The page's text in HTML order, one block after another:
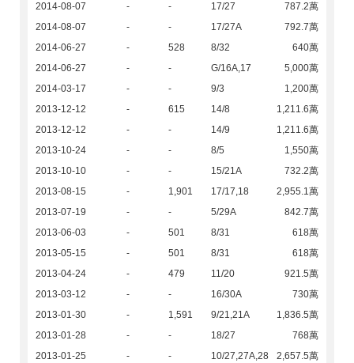
2014-08-07
- - 17/27
787.2萬
2014-08-07
- - 17/27A
792.7萬
2014-06-27
- 528 8/32
640萬
2014-06-27
- - G/16A,17
5,000萬
2014-03-17
- - 9/3
1,200萬
2013-12-12
- 615 14/8
1,211.6萬
2013-12-12
- - 14/9
1,211.6萬
2013-10-24
- - 8/5
1,550萬
2013-10-10
- - 15/21A
732.2萬
2013-08-15
- 1,901 17/17,18
2,955.1萬
2013-07-19
- - 5/29A
842.7萬
2013-06-03
- 501 8/31
618萬
2013-05-15
- 501 8/31
618萬
2013-04-24
- 479 11/20
921.5萬
2013-03-12
- - 16/30A
730萬
2013-01-30
- 1,591 9/21,21A
1,836.5萬
2013-01-28
- - 18/27
768萬
2013-01-25
- - 10/27,27A,28
2,657.5萬